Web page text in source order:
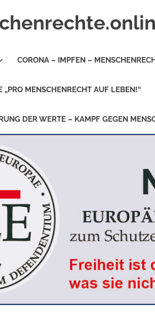
CORONA – IMPFEN –
„PRO MENSCHENRECHT AUF LEBEN!“
DER WERTE – KAMPF GEGEN